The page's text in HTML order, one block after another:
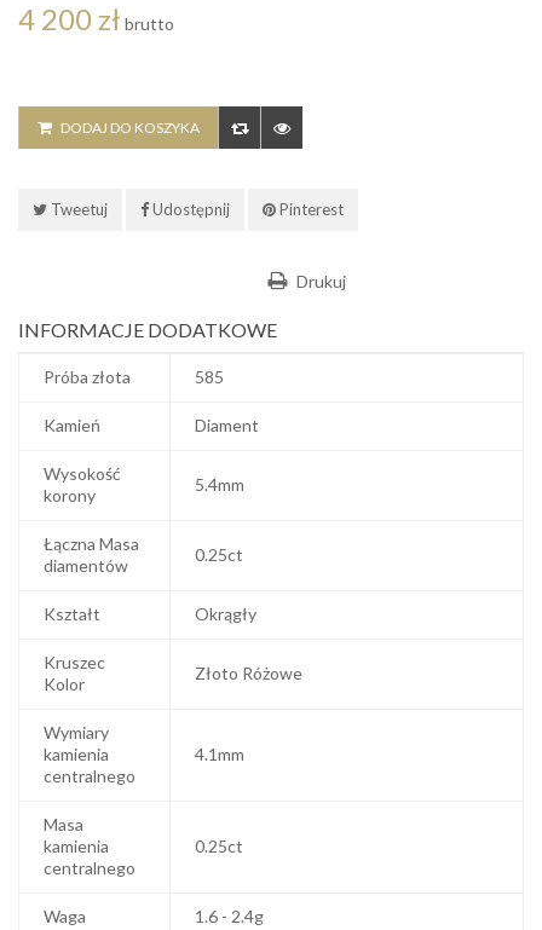
4 200 zł brutto
DODAJ DO KOSZYKA
Tweetuj Udostępnij Pinterest
Drukuj
INFORMACJE DODATKOWE
Próba złota 585
Kamień Diament
Wysokość
korony
5.4mm
Łączna Masa
diamentów
0.25ct
Kształt Okrągły
Kruszec
Kolor
Złoto Różowe
Wymiary
kamienia
centralnego
4.1mm
Masa
kamienia
centralnego
0.25ct
Waga 1.6 - 2.4g